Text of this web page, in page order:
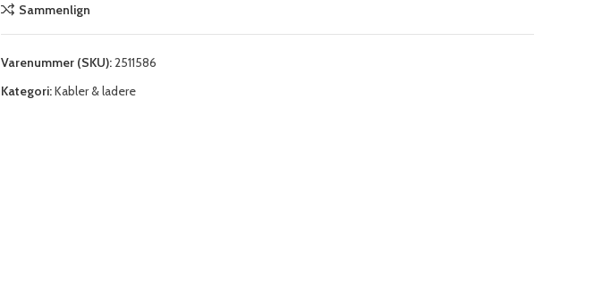
Sammenlign
Varenummer (SKU):2511586
Kategori:Kabler & ladere